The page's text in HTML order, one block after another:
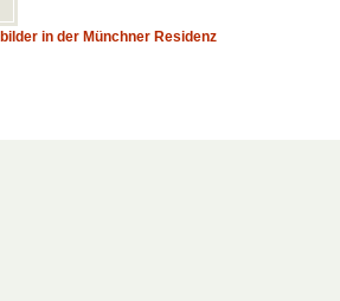
in der Münchner Residenz